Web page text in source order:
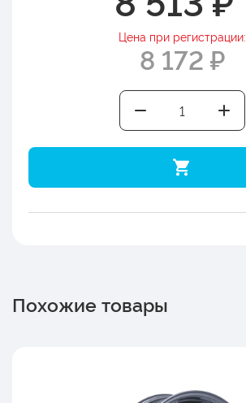
Цена при регистрации:
8 172 ₽
Похожие товары